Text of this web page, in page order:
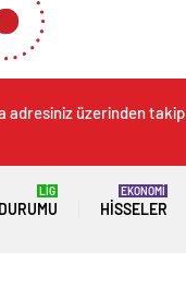
adresiniz üzerinden takip
LİG
HISSELER
EKONOMİ